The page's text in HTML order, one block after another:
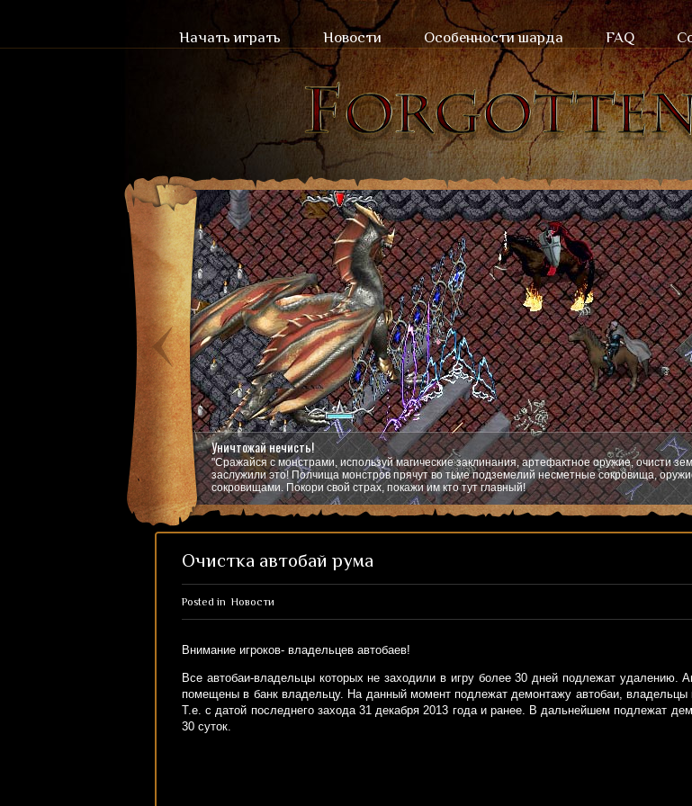
Начать играть Новости Особенности шарда FAQ
Уничтожай нечисть!
"Сражайся с монстрами, используй магические заклинания, артефактное оружие, очисти
заслужили это! Полчища монстров прячут во тьме подземелий несметные сокровища,
сокровищами. Покори свой страх, покажи им кто тут главный!
Очистка автобай рума
Posted in Новости
Внимание игроков- владельцев автобаев!
Все автобаи-владельцы которых не заходили в игру более 30 дней подлежат удалению.
помещены в банк владельцу. На данный момент подлежат демонтажу автобаи, владельцы
Т.е. с датой последнего захода 31 декабря 2013 года и ранее. В дальнейшем подлежат
30 суток.